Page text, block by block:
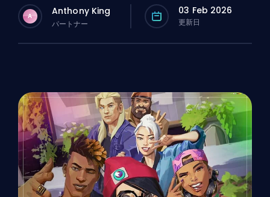
A Anthony King
パートナー
03 Feb 2026
更新日